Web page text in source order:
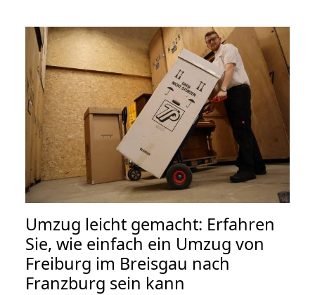
Umzug leicht gemacht: Erfahren
Sie, wie einfach ein Umzug von
Freiburg im Breisgau nach
Franzburg sein kann